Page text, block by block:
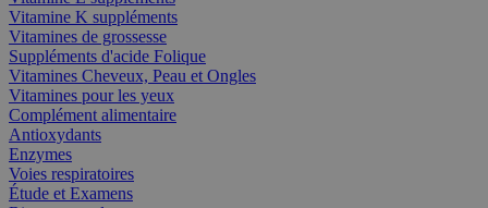
Vitamine K suppléments
Vitamines de grossesse
Suppléments d'acide Folique
Vitamines Cheveux, Peau et Ongles
Vitamines pour les yeux
Complément alimentaire
Antioxydants
Enzymes
Voies respiratoires
Étude et Examens